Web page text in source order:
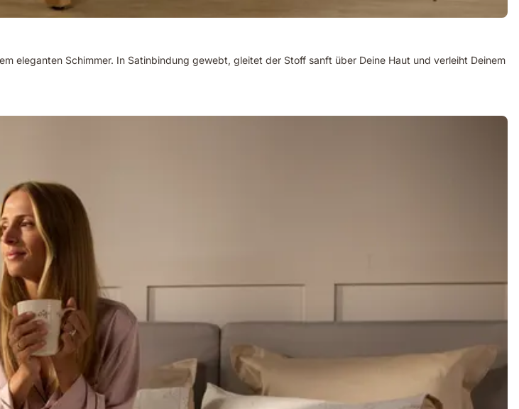
eleganten Schimmer. In Satinbindung gewebt, gleitet der Stoff sanft über Deine Haut und verleiht Deinem